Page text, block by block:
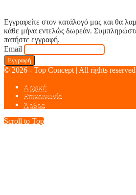
Εγγραφείτε στον κατάλογό μας και θα
κάθε μήνα εντελώς δωρεάν.
πατήστε εγγραφή.
Email
© 2026 - Top Concept | All rights reserved
Αρχική
Επικοινωνία
Άρθρα
Scroll to Top